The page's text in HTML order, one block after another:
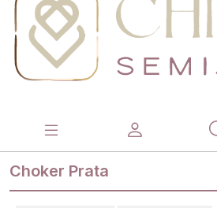
Choker Prata